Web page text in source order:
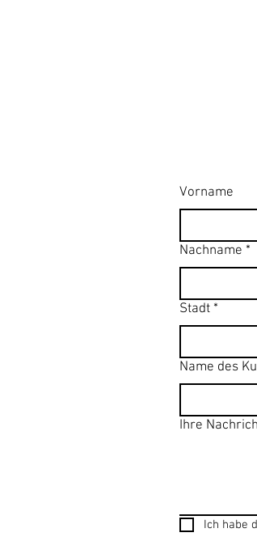
Vorname
Nachname *
Stadt *
Name des
Ihre
Ich habe